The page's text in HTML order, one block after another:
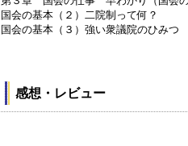
国会の基本（２）二院制って何？
国会の基本（３）強い衆議院のひみつ
感想・レビュー